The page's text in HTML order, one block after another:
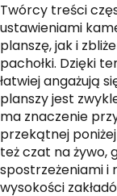
Twórcy treści
ustawieniami
planszę, jak i
pachołki. Dzięki
łatwiej angażują
planszy jest
ma znaczenie
przekątnej
też czat na żywo,
spostrzeżeniami
wysokości